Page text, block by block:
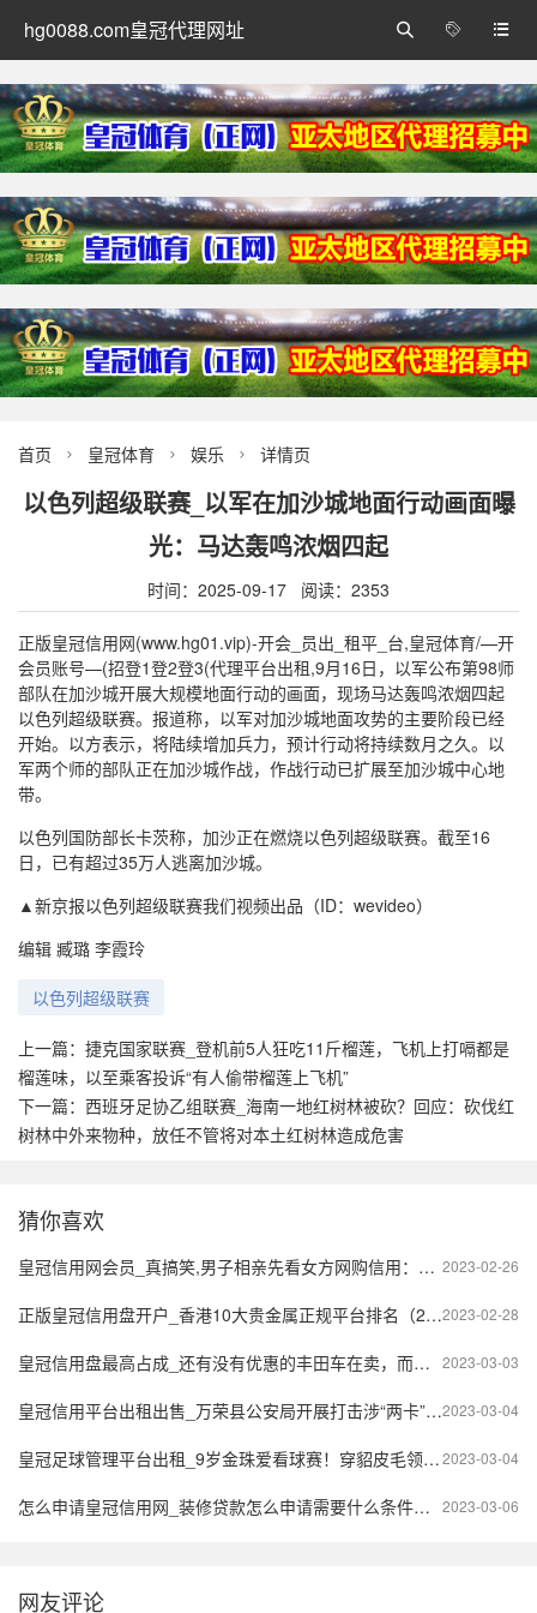
hg0088.com皇冠代理网址 


首页  皇冠体育  娱乐  详情页
以色列超级联赛_以军在加沙城地面行动画面曝
光：马达轰鸣浓烟四起
时间：2025-09-17 阅读：2353
正版皇冠信用网(www.hg01.vip)-开会_员出_租平_台,皇冠体育/—开
会员账号—(招登1登2登3(代理平台出租,9月16日，以军公布第98师
部队在加沙城开展大规模地面行动的画面，现场马达轰鸣浓烟四起
以色列超级联赛。报道称，以军对加沙城地面攻势的主要阶段已经
开始。以方表示，将陆续增加兵力，预计行动将持续数月之久。以
军两个师的部队正在加沙城作战，作战行动已扩展至加沙城中心地
带。
以色列国防部长卡茨称，加沙正在燃烧以色列超级联赛。截至16
日，已有超过35万人逃离加沙城。
▲新京报以色列超级联赛我们视频出品（ID：wevideo）
编辑 臧璐 李霞玲
以色列超级联赛
上一篇： 捷克国家联赛_登机前5人狂吃11斤榴莲，飞机上打嗝都是
榴莲味，以至乘客投诉“有人偷带榴莲上飞机”
下一篇： 西班牙足协乙组联赛_海南一地红树林被砍？回应：砍伐红
树林中外来物种，放任不管将对本土红树林造成危害
猜你喜欢
2023-02-26
皇冠信用网会员_真搞笑,男子相亲先看女方网购信用：等级太高配不上(转载)
2023-02-28
正版皇冠信用盘开户_香港10大贵金属正规平台排名（2023精选）
2023-03-03
皇冠信用盘最高占成_还有没有优惠的丰田车在卖，而且还是高配好卖，皇冠陆放哪里好？
2023-03-04
皇冠信用平台出租出售_万荣县公安局开展打击涉“两卡”犯罪集中统一行动，多名违法犯罪嫌疑人归案
2023-03-04
皇冠足球管理平台出租_9岁金珠爱看球赛！穿貂皮毛领风衣坐C位，太有王室女王储的气场了
2023-03-06
怎么申请皇冠信用网_装修贷款怎么申请需要什么条件，哪个银行容易申请？_八块钱网
网友评论